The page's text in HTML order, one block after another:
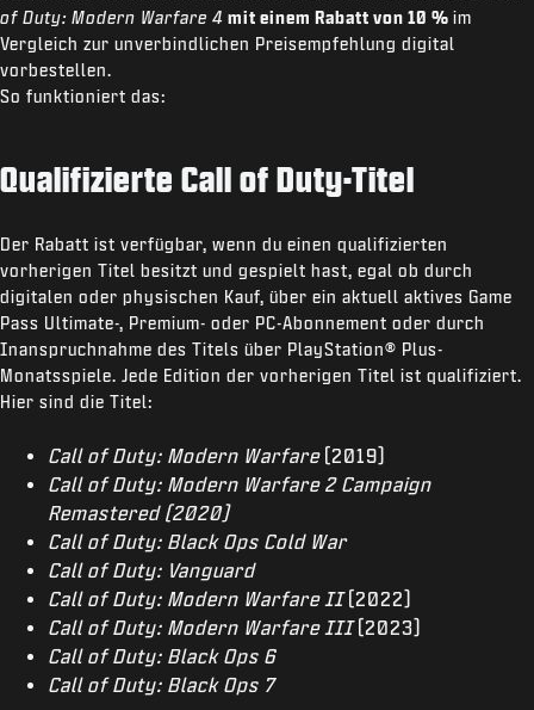
of Duty: Modern Warfare 4 mit einem Rabatt von 10 % im
Vergleich zur unverbindlichen Preisempfehlung digital
vorbestellen.
So funktioniert das:
Qualifizierte Call of Duty-Titel
Der Rabatt ist verfügbar, wenn du einen qualifizierten
vorherigen Titel besitzt und gespielt hast, egal ob durch
digitalen oder physischen Kauf, über ein aktuell aktives Game
Pass Ultimate-, Premium- oder PC-Abonnement oder durch
Inanspruchnahme des Titels über PlayStation® Plus-
Monatsspiele. Jede Edition der vorherigen Titel ist qualifiziert.
Hier sind die Titel:
Call of Duty: Modern Warfare(2019)
Call of Duty: Modern Warfare 2 Campaign
Remastered (2020)
Call of Duty: Black Ops Cold War
Call of Duty: Vanguard
Call of Duty: Modern Warfare II(2022)
Call of Duty: Modern Warfare III(2023)
Call of Duty: Black Ops 6
Call of Duty: Black Ops 7